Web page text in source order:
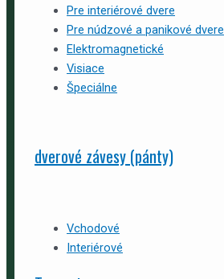
Pre interiérové dvere
Pre núdzové a panikové dvere
Elektromagnetické
Visiace
Špeciálne
dverové závesy (pánty)
Vchodové
Interiérové